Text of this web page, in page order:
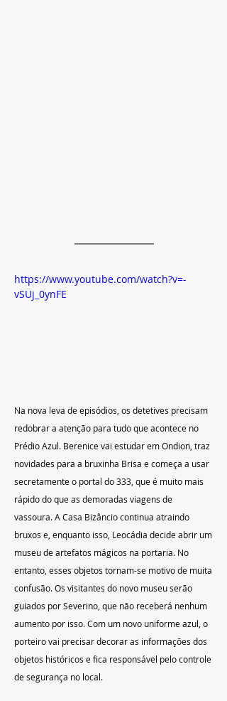
https://www.youtube.com/watch?v=-
vSUj_0ynFE
Na nova leva de episódios, os detetives precisam
redobrar a atenção para tudo que acontece no
Prédio Azul. Berenice vai estudar em Ondion, traz
novidades para a bruxinha Brisa e começa a usar
secretamente o portal do 333, que é muito mais
rápido do que as demoradas viagens de
vassoura. A Casa Bizâncio continua atraindo
bruxos e, enquanto isso, Leocádia decide abrir um
museu de artefatos mágicos na portaria. No
entanto, esses objetos tornam-se motivo de muita
confusão. Os visitantes do novo museu serão
guiados por Severino, que não receberá nenhum
aumento por isso. Com um novo uniforme azul, o
porteiro vai precisar decorar as informações dos
objetos históricos e fica responsável pelo controle
de segurança no local.